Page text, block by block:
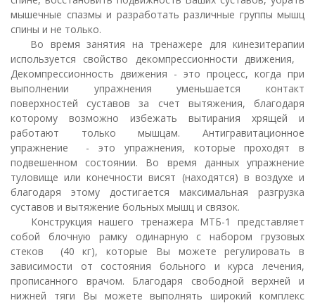
мышечные спазмы и разработать различные группы мышц
спины и не только.
Во время занятия на тренажере для кинезитерапии
используется свойство декомпрессионности движения,
Декомпрессионность движения - это процесс, когда при
выполнении упражнения уменьшается контакт
поверхностей суставов за счет вытяжения, благодаря
которому возможно избежать вытирания хрящей и
работают только мышцам. Антигравитационное
упражнение - это упражнения, которые проходят в
подвешенном состоянии. Во время данных упражнение
туловище или конечности висят (находятся) в воздухе и
благодаря этому достигается максимальная разгрузка
суставов и вытяжение больных мышц и связок.
Конструкция нашего тренажера МТБ-1 представляет
собой блочную рамку одинарную с набором грузовых
стеков (40 кг), которые Вы можете регулировать в
зависимости от состояния больного и курса лечения,
прописанного врачом. Благодаря свободной верхней и
нижней тяги Вы можете выполнять широкий комплекс